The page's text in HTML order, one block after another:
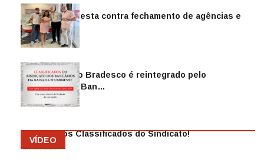
Sindicato protesta contra fechamento de agências e
as demiss…
Mai 13, 2026
Funcionário do Bradesco é reintegrado pelo
Sindicato dos Ban…
Abr 08, 2026
Anuncie nos Classificados do Sindicato!
Abr 08, 2026
VÍDEO